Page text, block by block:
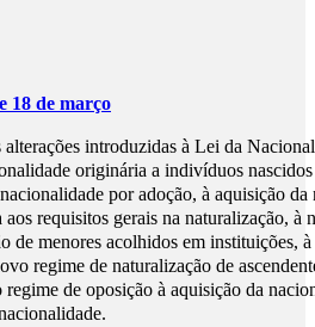
18 de março
alterações introduzidas à Lei da
originária a indivíduos
por adoção, à aquisição
requisitos gerais na naturalização, à
de menores acolhidos em instituições,
regime de naturalização de
de oposição à aquisição da